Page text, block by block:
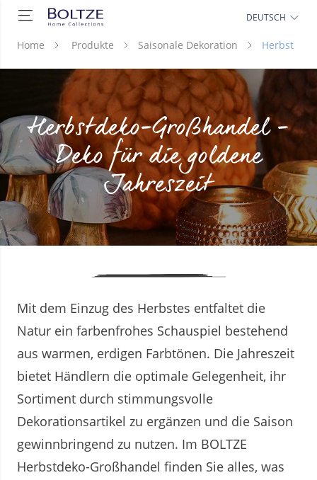
DEUTSCH
Home Produkte Saisonale Dekoration Herbst
Herbstdeko-Großhandel –
Deko für die goldene
Jahreszeit
Mit dem Einzug des Herbstes entfaltet die
Natur ein farbenfrohes Schauspiel bestehend
aus warmen, erdigen Farbtönen. Die Jahreszeit
bietet Händlern die optimale Gelegenheit, ihr
Sortiment durch stimmungsvolle
Dekorationsartikel zu ergänzen und die Saison
gewinnbringend zu nutzen. Im BOLTZE
Herbstdeko-Großhandel finden Sie alles, was